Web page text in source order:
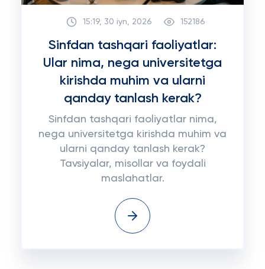
15:19, 30 iyn, 2026 152186
Sinfdan tashqari faoliyatlar:
Ular nima, nega universitetga
kirishda muhim va ularni
qanday tanlash kerak?
Sinfdan tashqari faoliyatlar nima,
nega universitetga kirishda muhim va
ularni qanday tanlash kerak?
Tavsiyalar, misollar va foydali
maslahatlar.